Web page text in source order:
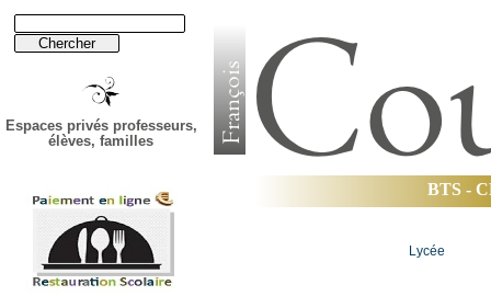
Espaces privés professeurs,
élèves, familles
BTS - C
Lycée